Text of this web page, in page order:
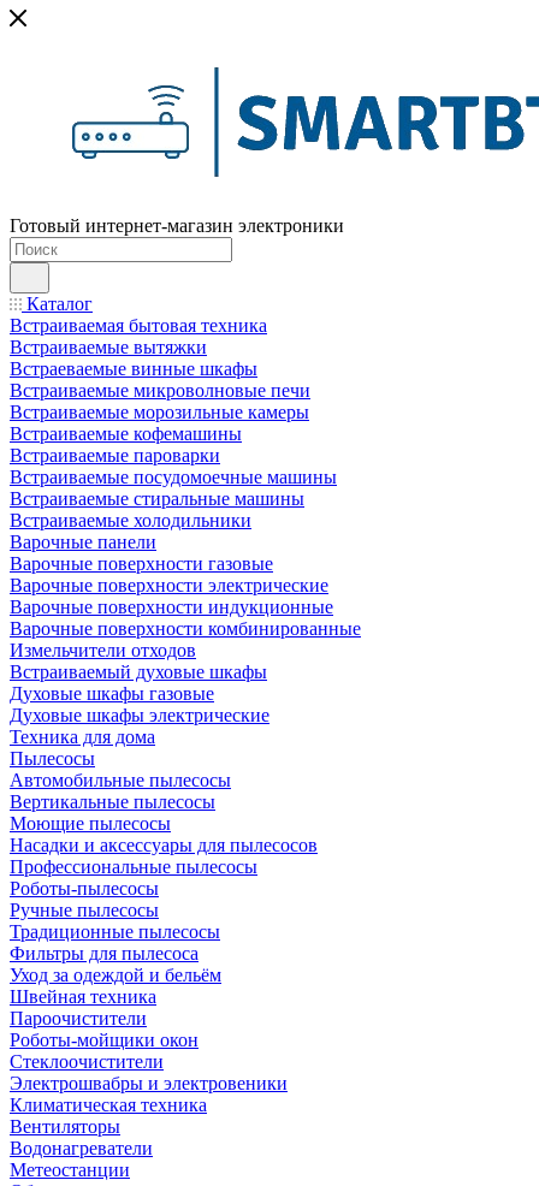
Готовый интернет-магазин электроники
Каталог
Встраиваемая бытовая техника
Встраиваемые вытяжки
Встраеваемые винные шкафы
Встраиваемые микроволновые печи
Встраиваемые морозильные камеры
Встраиваемые кофемашины
Встраиваемые пароварки
Встраиваемые посудомоечные машины
Встраиваемые стиральные машины
Встраиваемые холодильники
Варочные панели
Варочные поверхности газовые
Варочные поверхности электрические
Варочные поверхности индукционные
Варочные поверхности комбинированные
Измельчители отходов
Встраиваемый духовые шкафы
Духовые шкафы газовые
Духовые шкафы электрические
Техника для дома
Пылесосы
Автомобильные пылесосы
Вертикальные пылесосы
Моющие пылесосы
Насадки и аксессуары для пылесосов
Профессиональные пылесосы
Роботы-пылесосы
Ручные пылесосы
Традиционные пылесосы
Фильтры для пылесоса
Уход за одеждой и бельём
Швейная техника
Пароочистители
Роботы-мойщики окон
Стеклоочистители
Электрошвабры и электровеники
Климатическая техника
Вентиляторы
Водонагреватели
Метеостанции